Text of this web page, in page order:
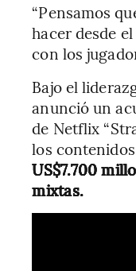
“Pensamos
hacer desde
con los
Bajo el
anunció un
de Netflix
los
US$7.700
mixtas.